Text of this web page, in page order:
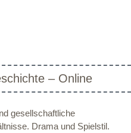
– Online
gesellschaftliche
Drama und Spielstil.